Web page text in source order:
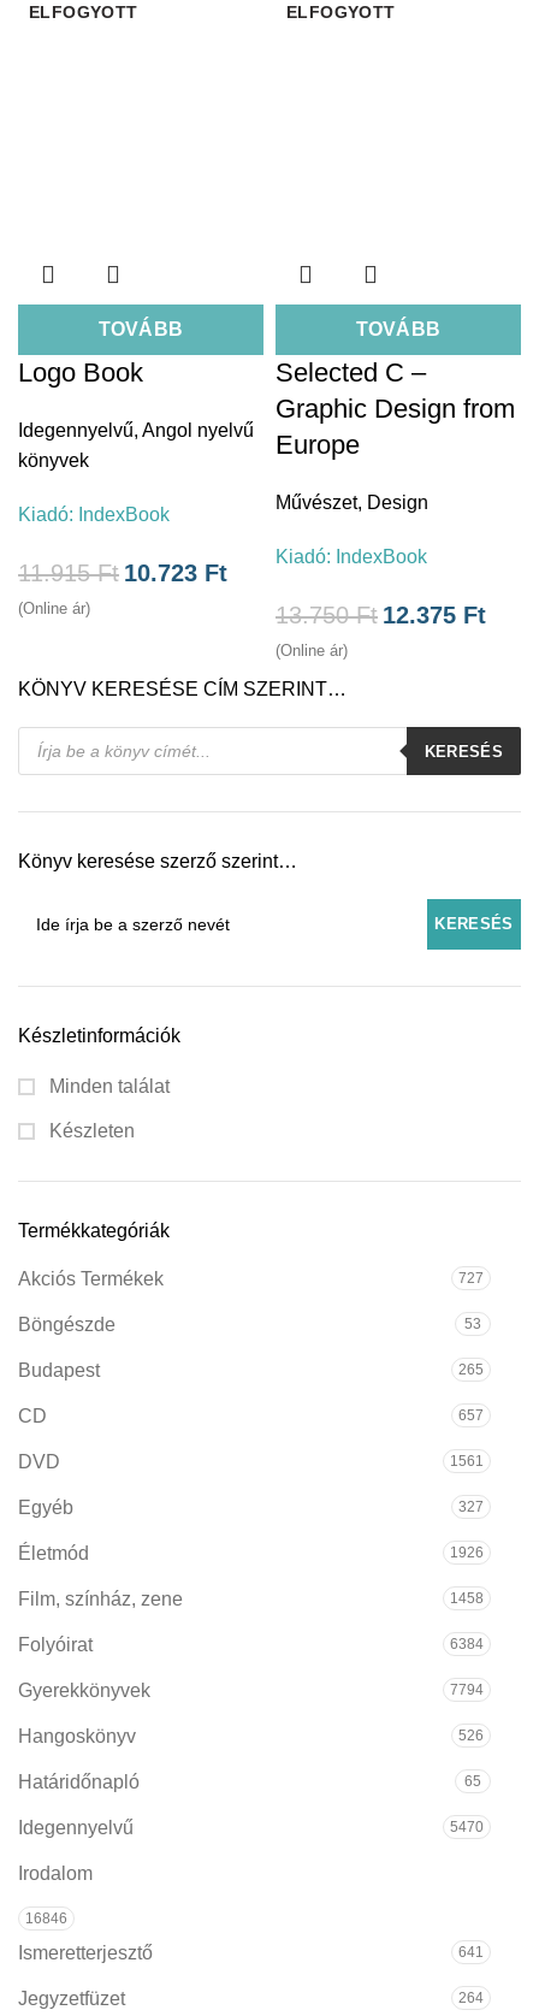
KÖNYV KERESÉSE CÍM SZERINT…
Products
search
KERESÉS
Könyv keresése szerző szerint…
Készletinformációk
Minden találat
Készleten
Termékkategóriák
Akciós Termékek 727
Böngészde 53
Budapest 265
CD 657
DVD 1561
Egyéb 327
Életmód 1926
Film, színház, zene 1458
Folyóirat 6384
Gyerekkönyvek 7794
Hangoskönyv 526
Határidőnapló 65
Idegennyelvű 5470
Irodalom
16846
Ismeretterjesztő 641
Jegyzetfüzet 264
ELFOGYOTT
TOVÁBB
Logo Book
Idegennyelvű, Angol nyelvű
könyvek
Kiadó: IndexBook
11.915Ft 10.723 Ft
(Online ár)
ELFOGYOTT
TOVÁBB
Selected C –
Graphic Design from
Europe
Művészet, Design
Kiadó: IndexBook
13.750Ft 12.375 Ft
(Online ár)